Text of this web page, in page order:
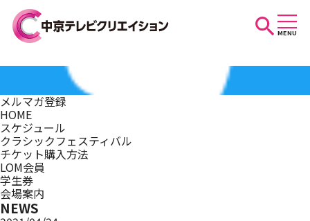
MENU
お知らせ
スケジュール
イベントを探す
メルマガ登録
HOME
スケジュール
クラシックフェスティバル
チケット購入方法
LOM会員
学生券
会場案内
NEWS